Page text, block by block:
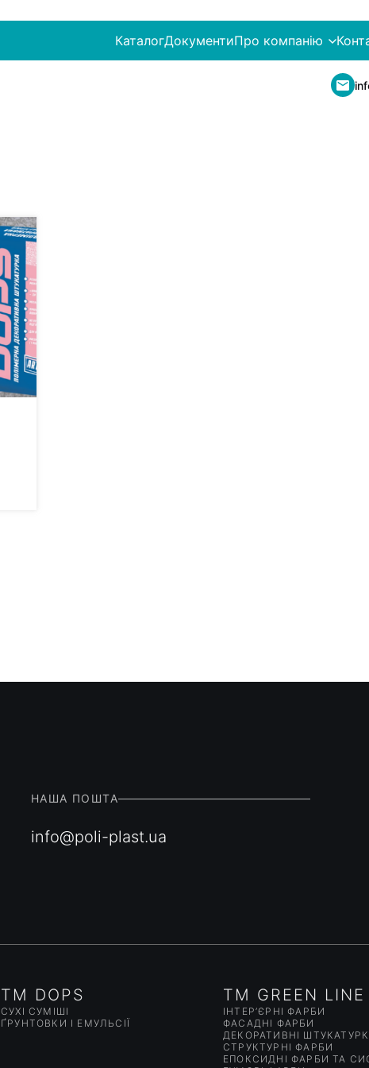
КаталогДокументиПро компанію
НАША ПОШТА
info@poli-plast.ua
TM DOPS
СУХІ СУМІШІ
ҐРУНТОВКИ І ЕМУЛЬСІЇ
TM GREEN LINE
ІНТЕР’ЄРНІ ФАРБИ
ФАСАДНІ ФАРБИ
ДЕКОРАТИВНІ
СТРУКТУРНІ ФАРБИ
ЕПОКСИДНІ ФАРБИ ТА